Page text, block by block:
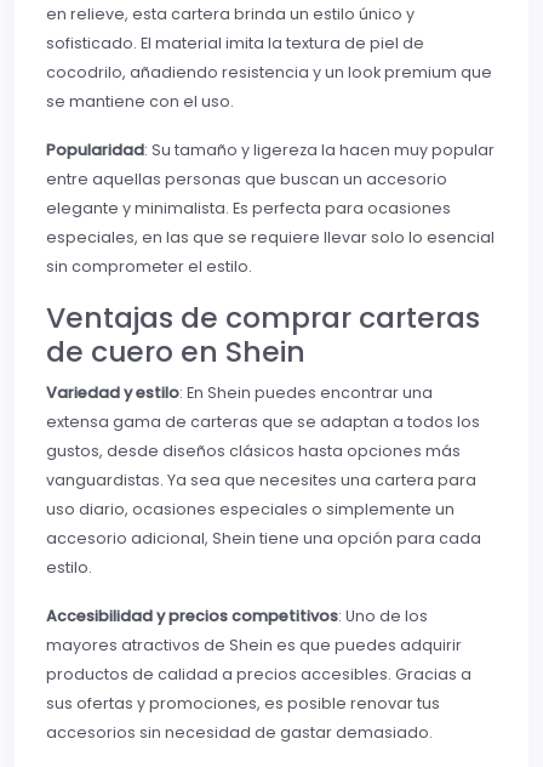
en relieve, esta cartera brinda un estilo único y
sofisticado. El material imita la textura de piel de
cocodrilo, añadiendo resistencia y un look premium que
se mantiene con el uso.
Popularidad: Su tamaño y ligereza la hacen muy popular
entre aquellas personas que buscan un accesorio
elegante y minimalista. Es perfecta para ocasiones
especiales, en las que se requiere llevar solo lo esencial
sin comprometer el estilo.
Ventajas de comprar carteras
de cuero en Shein
Variedad y estilo: En Shein puedes encontrar una
extensa gama de carteras que se adaptan a todos los
gustos, desde diseños clásicos hasta opciones más
vanguardistas. Ya sea que necesites una cartera para
uso diario, ocasiones especiales o simplemente un
accesorio adicional, Shein tiene una opción para cada
estilo.
Accesibilidad y precios competitivos: Uno de los
mayores atractivos de Shein es que puedes adquirir
productos de calidad a precios accesibles. Gracias a
sus ofertas y promociones, es posible renovar tus
accesorios sin necesidad de gastar demasiado.